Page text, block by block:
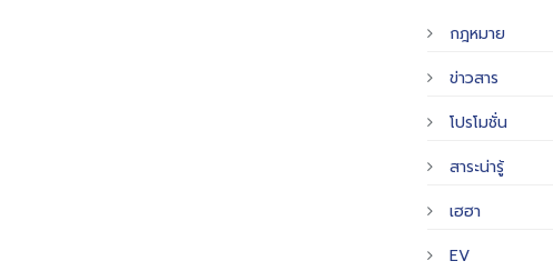
กฎหมาย
ข่าวสาร
โปรโมชั่น
สาระน่ารู้
เฮฮา
EV